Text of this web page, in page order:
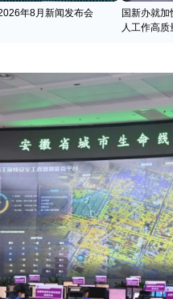
年8月新闻发布会
国新办就加
人工作高